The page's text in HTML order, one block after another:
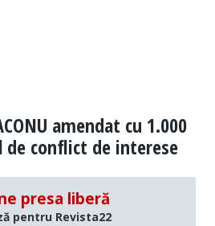
amendat cu 1.000
de conflict de interese
presa liberă
pentru Revista22